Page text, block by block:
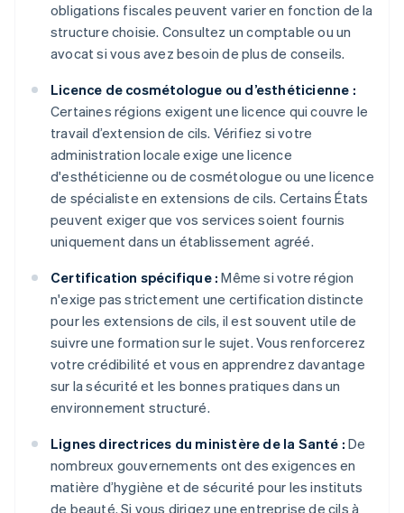
obligations fiscales peuvent varier en fonction de la
structure choisie. Consultez un comptable ou un
avocat si vous avez besoin de plus de conseils.
Licence de cosmétologue ou d’esthéticienne :
Certaines régions exigent une licence qui couvre le
travail d’extension de cils. Vérifiez si votre
administration locale exige une licence
d'esthéticienne ou de cosmétologue ou une licence
de spécialiste en extensions de cils. Certains États
peuvent exiger que vos services soient fournis
uniquement dans un établissement agréé.
Certification spécifique : Même si votre région
n'exige pas strictement une certification distincte
pour les extensions de cils, il est souvent utile de
suivre une formation sur le sujet. Vous renforcerez
votre crédibilité et vous en apprendrez davantage
sur la sécurité et les bonnes pratiques dans un
environnement structuré.
Lignes directrices du ministère de la Santé : De
nombreux gouvernements ont des exigences en
matière d’hygiène et de sécurité pour les instituts
de beauté. Si vous dirigez une entreprise de cils à